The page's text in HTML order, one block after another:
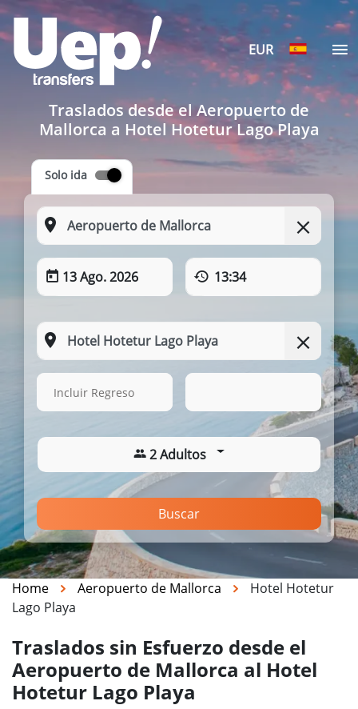
EUR
Traslados desde el Aeropuerto de
Mallorca a Hotel Hotetur Lago Playa
Solo ida
13 Ago. 2026 13:34
13 Ago. 2026
Incluir Regreso
2 Adultos
Buscar
Home Aeropuerto de Mallorca
Hotel Hotetur
Lago Playa
Traslados sin Esfuerzo desde el
Aeropuerto de Mallorca al Hotel
Hotetur Lago Playa